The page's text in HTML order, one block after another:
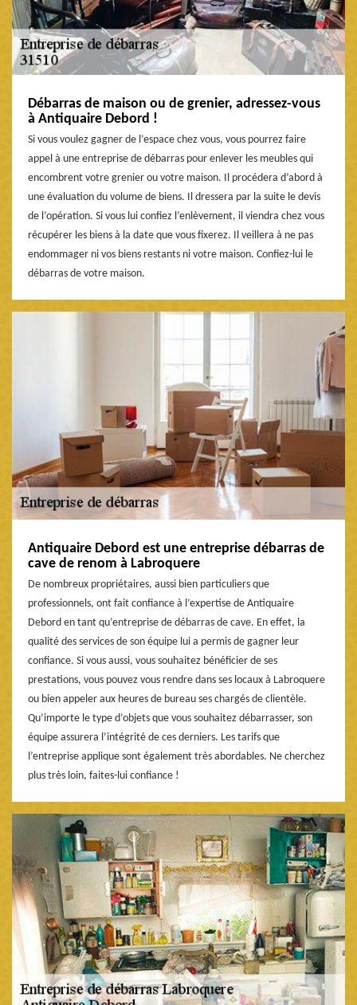
Débarras de maison ou de grenier, adressez-vous
à Antiquaire Debord !
Si vous voulez gagner de l’espace chez vous, vous pourrez faire
appel à une entreprise de débarras pour enlever les meubles qui
encombrent votre grenier ou votre maison. Il procédera d’abord à
une évaluation du volume de biens. Il dressera par la suite le devis
de l’opération. Si vous lui confiez l’enlèvement, il viendra chez vous
récupérer les biens à la date que vous fixerez. Il veillera à ne pas
endommager ni vos biens restants ni votre maison. Confiez-lui le
débarras de votre maison.
Antiquaire Debord est une entreprise débarras de
cave de renom à Labroquere
De nombreux propriétaires, aussi bien particuliers que
professionnels, ont fait confiance à l’expertise de Antiquaire
Debord en tant qu’entreprise de débarras de cave. En effet, la
qualité des services de son équipe lui a permis de gagner leur
confiance. Si vous aussi, vous souhaitez bénéficier de ses
prestations, vous pouvez vous rendre dans ses locaux à Labroquere
ou bien appeler aux heures de bureau ses chargés de clientèle.
Qu’importe le type d’objets que vous souhaitez débarrasser, son
équipe assurera l’intégrité de ces derniers. Les tarifs que
l’entreprise applique sont également très abordables. Ne cherchez
plus très loin, faites-lui confiance !